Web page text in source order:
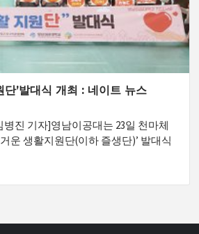
’발대식 개최 : 네이트 뉴스
진 기자]영남이공대는 23일 천마체
운 생활지원단(이하 즐생단)’ 발대식